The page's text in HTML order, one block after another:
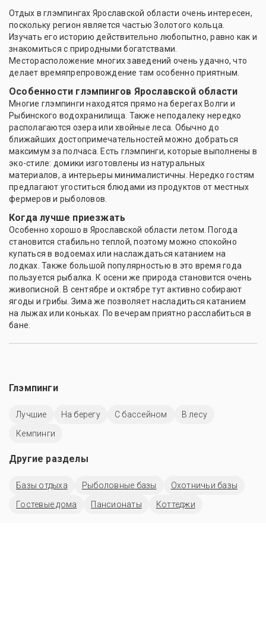
Отдых в глэмпингах Ярославской области очень интересен,
поскольку регион является частью Золотого кольца.
Изучать его историю действительно любопытно, равно как и
знакомиться с природными богатствами.
Месторасположение многих заведений очень удачно, что
делает времяпрепровождение там особенно приятным.
Особенности глэмпингов Ярославской области
Многие глэмпинги находятся прямо на берегах Волги и
Рыбинского водохранилища. Также неподалеку нередко
располагаются озера или хвойные леса. Обычно до
ближайших достопримечательностей можно добраться
максимум за полчаса. Есть глэмпинги, которые выполнены в
эко-стиле: домики изготовлены из натуральных
материалов, а интерьеры минималистичны. Нередко гостям
предлагают угоститься блюдами из продуктов от местных
фермеров и рыболовов.
Когда лучше приезжать
Особенно хорошо в Ярославской области летом. Погода
становится стабильно теплой, поэтому можно спокойно
купаться в водоемах или наслаждаться катанием на
лодках. Также большой популярностью в это время года
пользуется рыбалка. К осени же природа становится очень
живописной. В сентябре и октябре тут активно собирают
ягоды и грибы. Зима же позволяет насладиться катанием
на лыжах или коньках. По вечерам приятно расслабиться в
бане.
Глэмпинги
Лучшие На берегу С бассейном
В лесу
Кемпинги
Другие разделы
Базы отдыха Рыболовные базы
Охотничьи базы
Гостевые дома
Пансионаты Коттеджи